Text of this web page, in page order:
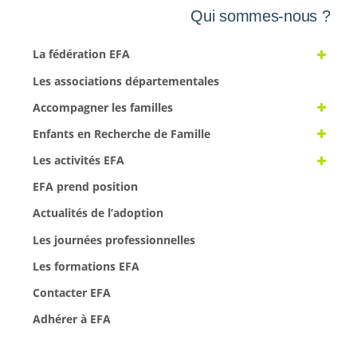
Qui sommes-nous ?
La fédération EFA
Les associations départementales
Accompagner les familles
Enfants en Recherche de Famille
Les activités EFA
EFA prend position
Actualités de l’adoption
Les journées professionnelles
Les formations EFA
Contacter EFA
Adhérer à EFA